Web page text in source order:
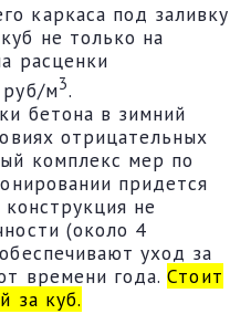
каркаса под заливку
не только на
расценки
м3.
бетона в зимний
отрицательных
комплекс мер по
придется
не
(около 4
уход за
времени года.Стоит
за куб.